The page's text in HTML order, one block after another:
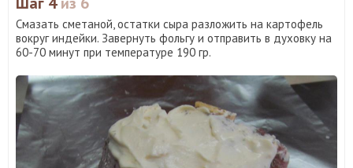
Смазать сметаной, остатки сыра разложить на картофель
вокруг индейки. Завернуть фольгу и отправить в духовку на
60-70 минут при температуре 190 гр.